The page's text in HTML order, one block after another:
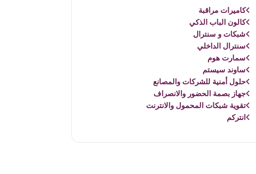
كاميرات مراقبة
كالون الباب الذكي
شبكات و سنترال
سنترال الداخلي
سمارت هوم
ساوند سيستم
حلول أمنية للشركات والمصانع
جهاز بصمة الحضور والانصراف
تقوية شبكات المحمول والانترنت
انتركم